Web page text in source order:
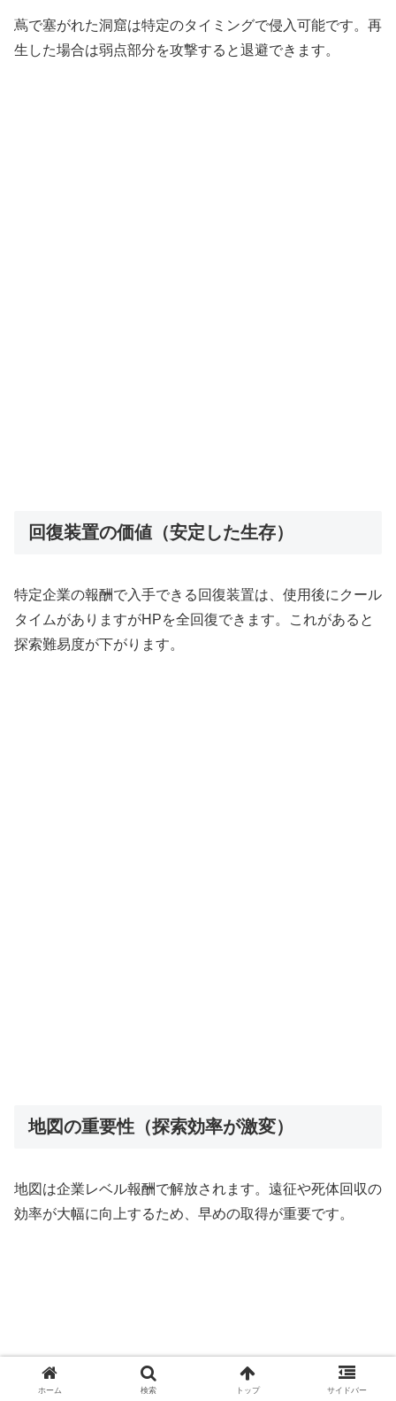
蔦で塞がれた洞窟は特定のタイミングで侵入可能です。再
生した場合は弱点部分を攻撃すると退避できます。
回復装置の価値（安定した生存）
特定企業の報酬で入手できる回復装置は、使用後にクール
タイムがありますがHPを全回復できます。これがあると
探索難易度が下がります。
地図の重要性（探索効率が激変）
地図は企業レベル報酬で解放されます。遠征や死体回収の
効率が大幅に向上するため、早めの取得が重要です。
ホーム 検索 トップ サイドバー